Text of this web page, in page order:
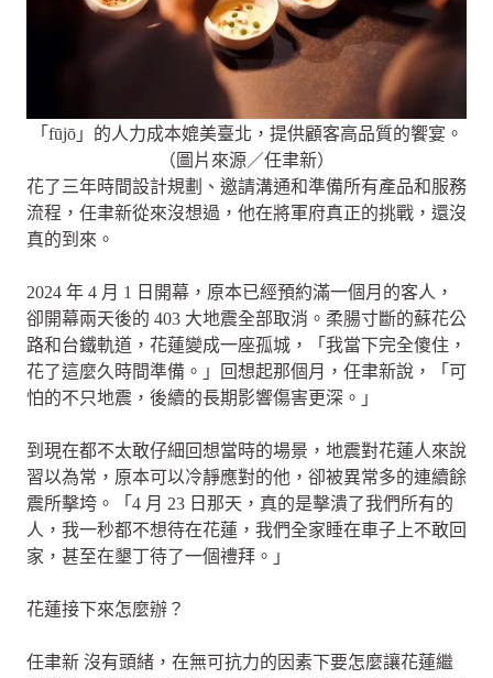
「fūjō」的人力成本媲美臺北，提供顧客高品質的饗宴。
（圖片來源／任聿新）
花了三年時間設計規劃、邀請溝通和準備所有產品和服務
流程，任聿新從來沒想過，他在將軍府真正的挑戰，還沒
真的到來。
2024 年 4 月 1 日開幕，原本已經預約滿一個月的客人，
卻開幕兩天後的 403 大地震全部取消。柔腸寸斷的蘇花公
路和台鐵軌道，花蓮變成一座孤城，「我當下完全傻住，
花了這麼久時間準備。」回想起那個月，任聿新說，「可
怕的不只地震，後續的長期影響傷害更深。」
到現在都不太敢仔細回想當時的場景，地震對花蓮人來說
習以為常，原本可以冷靜應對的他，卻被異常多的連續餘
震所擊垮。「4 月 23 日那天，真的是擊潰了我們所有的
人，我一秒都不想待在花蓮，我們全家睡在車子上不敢回
家，甚至在墾丁待了一個禮拜。」
花蓮接下來怎麼辦？
任聿新 沒有頭緒，在無可抗力的因素下要怎麼讓花蓮繼